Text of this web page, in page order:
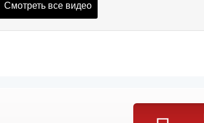
Смотреть все видео